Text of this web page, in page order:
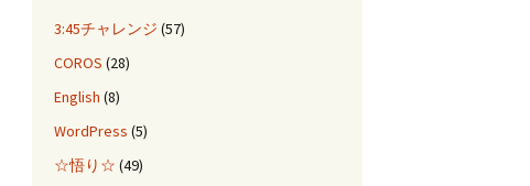
3:45チャレンジ (57)
COROS (28)
English (8)
WordPress (5)
☆悟り☆ (49)